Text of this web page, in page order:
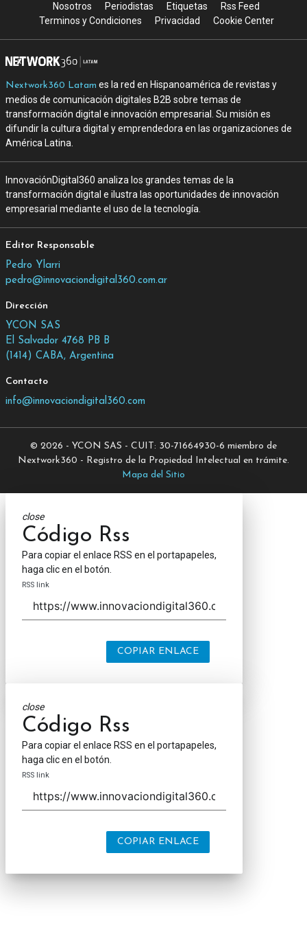
Nosotros Periodistas Etiquetas
Rss Feed
Terminos y Condiciones
Privacidad Cookie Center
Nextwork360 Latam es la red en Hispanoamérica de revistas y
medios de comunicación digitales B2B sobre temas de
transformación digital e innovación empresarial. Su misión es
difundir la cultura digital y emprendedora en las organizaciones de
América Latina.
InnovaciónDigital360 analiza los grandes temas de la
transformación digital e ilustra las oportunidades de innovación
empresarial mediante el uso de la tecnología.
Editor Responsable
Pedro Ylarri
pedro@innovaciondigital360.com.ar
Dirección
YCON SAS
El Salvador 4768 PB B
(1414) CABA, Argentina
Contacto
info@innovaciondigital360.com
© 2026 - YCON SAS - CUIT: 30-71664930-6 miembro de
Nextwork360 - Registro de la Propiedad Intelectual en trámite.
Mapa del Sitio
close
Código Rss
Para copiar el enlace RSS en el portapapeles,
haga clic en el botón.
RSS link
COPIAR ENLACE
close
Código Rss
Para copiar el enlace RSS en el portapapeles,
haga clic en el botón.
RSS link
COPIAR ENLACE